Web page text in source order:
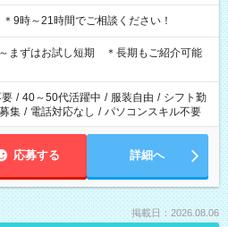
▼5h～シフト選べる ＊9時～21時間でご相談ください！
まずはお試し短期 ＊長期もご紹介可能
要 / 40～50代活躍中 / 服装自由 / シフト勤
集 / 電話対応なし / パソコンスキル不要
応募する 詳細へ
掲載日：2026.08.06